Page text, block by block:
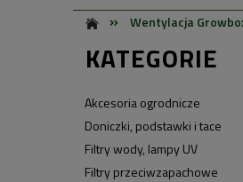
» Wentylacja
KATEGORIE
Akcesoria ogrodnicze
Doniczki, podstawki i tace
Filtry wody, lampy UV
Filtry przeciwzapachowe